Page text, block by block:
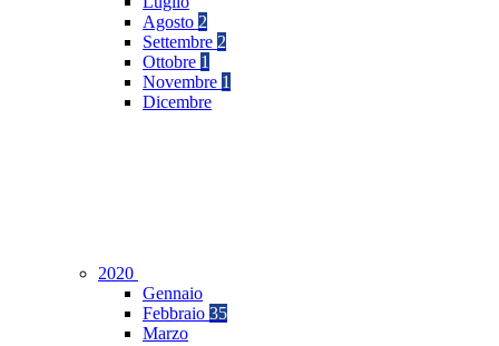
Agosto 2
Settembre 2
Ottobre 1
Novembre 1
Dicembre
2020
Gennaio
Febbraio 35
Marzo